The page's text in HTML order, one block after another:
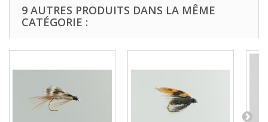
9 AUTRES PRODUITS DANS LA MÊME
CATÉGORIE :